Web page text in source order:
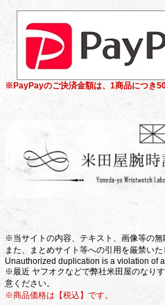
※PayPayのご決済金額は、1商品につき50
※当サイトの内容、テキスト、画像等の無
また、まとめサイト等への引用を厳禁いた
Unauthorized duplication is a violation of
※最近 ヤフオクなどで弊社米田屋のなり
意ください。
※商品価格は【税込】です。